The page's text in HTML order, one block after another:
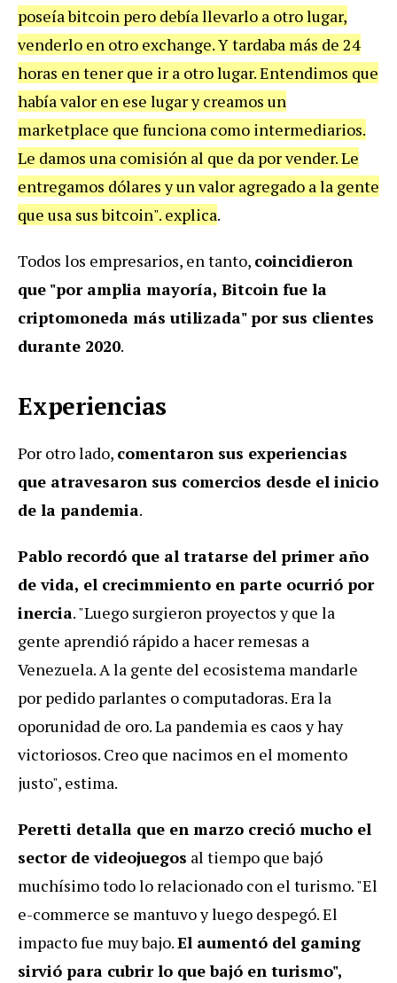
poseía bitcoin pero debía llevarlo a otro lugar,
venderlo en otro exchange. Y tardaba más de 24
horas en tener que ir a otro lugar. Entendimos que
había valor en ese lugar y creamos un
marketplace que funciona como intermediarios.
Le damos una comisión al que da por vender. Le
entregamos dólares y un valor agregado a la gente
que usa sus bitcoin". explica.
Todos los empresarios, en tanto, coincidieron
que "por amplia mayoría, Bitcoin fue la
criptomoneda más utilizada" por sus clientes
durante 2020.
Experiencias
Por otro lado, comentaron sus experiencias
que atravesaron sus comercios desde el inicio
de la pandemia.
Pablo recordó que al tratarse del primer año
de vida, el crecimmiento en parte ocurrió por
inercia. "Luego surgieron proyectos y que la
gente aprendió rápido a hacer remesas a
Venezuela. A la gente del ecosistema mandarle
por pedido parlantes o computadoras. Era la
oporunidad de oro. La pandemia es caos y hay
victoriosos. Creo que nacimos en el momento
justo", estima.
Peretti detalla que en marzo creció mucho el
sector de videojuegos al tiempo que bajó
muchísimo todo lo relacionado con el turismo. "El
e-commerce se mantuvo y luego despegó. El
impacto fue muy bajo.El aumentó del gaming
sirvió para cubrir lo que bajó en turismo",